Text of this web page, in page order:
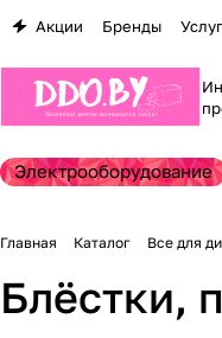
Акции Бренды
Электрооборудование
Главная Каталог Все для
Блёстки,
Акриловые
пудры)
Неоновый и
Флуоресцентный